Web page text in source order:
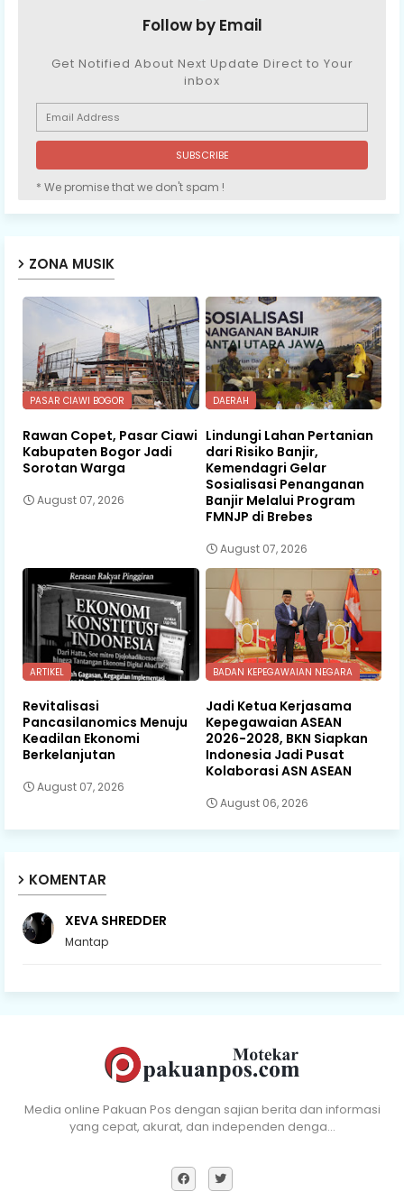
Follow by Email
Get Notified About Next Update Direct to Your
inbox
* We promise that we don't spam !
ZONA MUSIK
PASAR CIAWI BOGOR
Rawan Copet, Pasar Ciawi
Kabupaten Bogor Jadi
Sorotan Warga
August 07, 2026
DAERAH
Lindungi Lahan Pertanian
dari Risiko Banjir,
Kemendagri Gelar
Sosialisasi Penanganan
Banjir Melalui Program
FMNJP di Brebes
August 07, 2026
ARTIKEL
Revitalisasi
Pancasilanomics Menuju
Keadilan Ekonomi
Berkelanjutan
August 07, 2026
BADAN KEPEGAWAIAN NEGARA
Jadi Ketua Kerjasama
Kepegawaian ASEAN
2026-2028, BKN Siapkan
Indonesia Jadi Pusat
Kolaborasi ASN ASEAN
August 06, 2026
KOMENTAR
XEVA SHREDDER
Mantap
Media online Pakuan Pos dengan sajian berita dan informasi
yang cepat, akurat, dan independen denga…